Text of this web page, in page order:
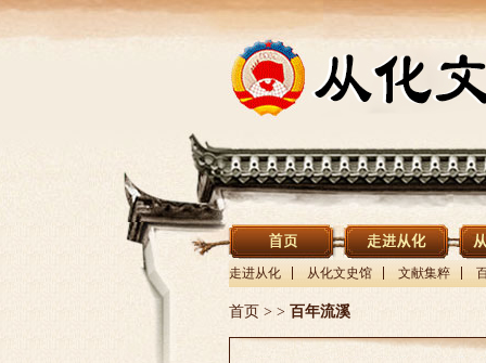
走进从化 从化文史馆 文献集粹
首页 > > 百年流溪